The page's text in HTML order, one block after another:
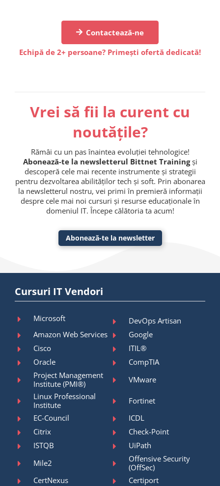
Contactează-ne
Echipă de 2+ persoane? Primești ofertă dedicată!
Vrei să fii la curent cu
noutățile?
Rămâi cu un pas înaintea evoluției tehnologice!
Abonează-te la newsletterul Bittnet Trainingși
descoperă cele mai recente instrumente și strategii
pentru dezvoltarea abilităților tech și soft. Prin abonarea
la newsletterul nostru, vei primi în premieră informații
despre cele mai noi cursuri și resurse educaționale în
domeniul IT. Începe călătoria ta acum!
Abonează-te la newsletter
Cursuri IT Vendori
Microsoft
DevOps Artisan
Amazon Web Services
Google
Cisco
ITIL®
Oracle
CompTIA
Project Management
Institute (PMI®)
VMware
Linux Professional
Institute
Fortinet
EC-Council
ICDL
Citrix
Check-Point
ISTQB
UiPath
Mile2
Offensive Security
(OffSec)
CertNexus
Certiport